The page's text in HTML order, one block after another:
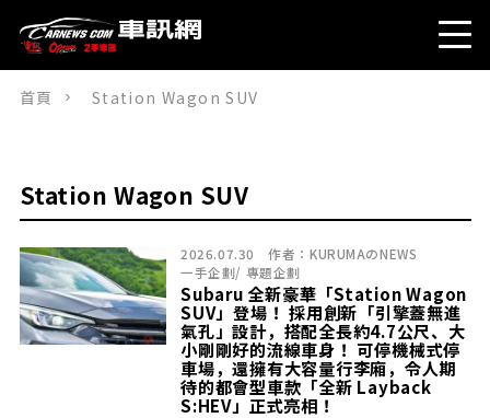
首頁 Station Wagon SUV
Station Wagon SUV
2026.07.30 作者： KURUMAのNEWS
一手企劃/ 專題企劃
Subaru 全新豪華「Station Wagon
SUV」登場！ 採用創新「引擎蓋無進
氣孔」設計，搭配全長約4.7公尺、大
小剛剛好的流線車身！ 可停機械式停
車場，還擁有大容量行李廂，令人期
待的都會型車款「全新 Layback
S:HEV」正式亮相！